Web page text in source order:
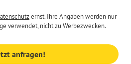
ernst. Ihre Angaben werden nur
verwendet, nicht zu Werbezwecken.
anfragen!